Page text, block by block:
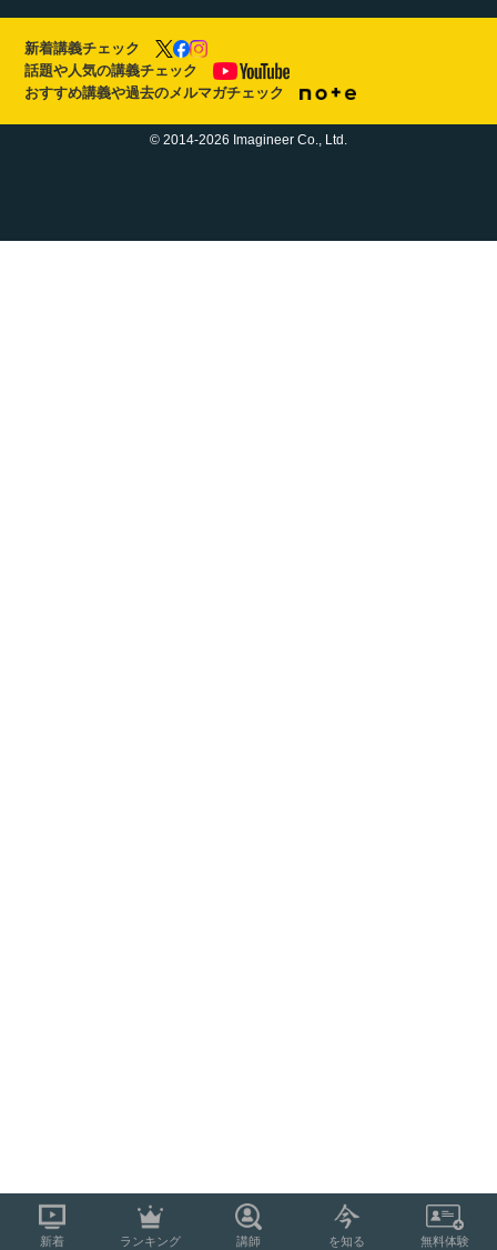
新着講義チェック
話題や人気の講義チェック
おすすめ講義や過去のメルマガチェック
© 2014-2026 Imagineer Co., Ltd.
新着 ランキング 講師 を知る 無料体験